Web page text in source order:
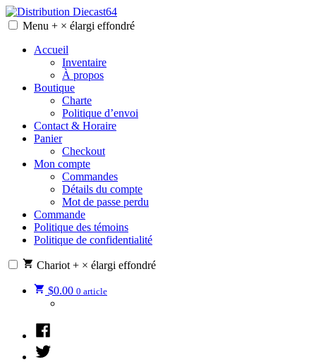
Skip
to
Distribution Diecast64
Une passion, un mode de vie.
Menu + × élargi effondré
Accueil
Inventaire
À propos
Boutique
Charte
Politique d’envoi
Contact & Horaire
Panier
Checkout
Mon compte
Commandes
Détails du compte
Mot de passe perdu
Commande
Politique des témoins
Politique de confidentialité
Chariot + × élargi effondré
$0.00 0 article
Facebook
Twitter